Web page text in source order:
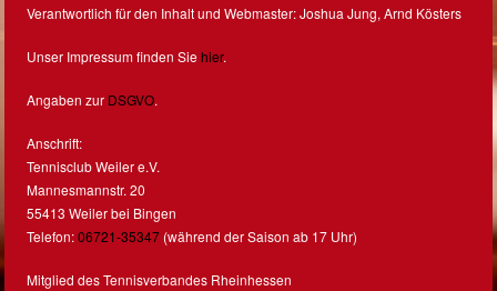
Verantwortlich für den Inhalt und Webmaster: Joshua Jung, Arnd Kösters
Unser Impressum finden Siehier.
Angaben zur DSGVO.
Anschrift:
Tennisclub Weiler e.V.
Mannesmannstr. 20
55413 Weiler bei Bingen
Telefon:06721-35347 (während der Saison ab 17 Uhr)
Mitglied des Tennisverbandes Rheinhessen